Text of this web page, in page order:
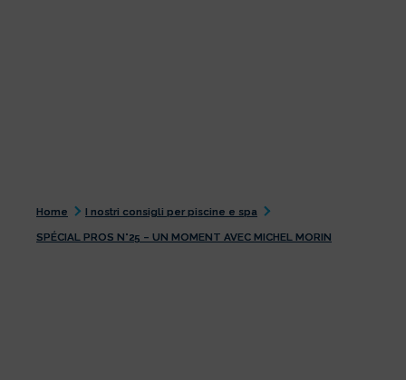
Home
I nostri consigli per piscine e spa
SPÉCIAL PROS N°25 – UN MOMENT AVEC MICHEL MORIN